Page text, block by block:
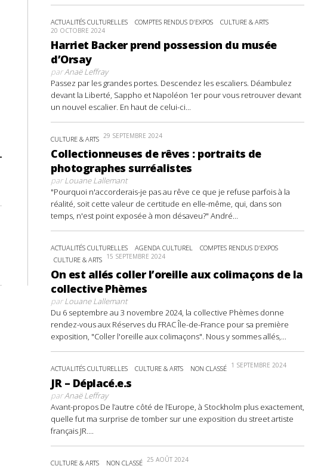
ACTUALITÉS CULTURELLES COMPTES RENDUS D'EXPOS CULTURE & ARTS
20 OCTOBRE 2024
Harriet Backer prend possession du musée
d’Orsay
parAnaë Leffray
Passez par les grandes portes. Descendez les escaliers. Déambulez
devant la Liberté, Sappho et Napoléon 1er pour vous retrouver devant
un nouvel escalier. En haut de celui-ci...
CULTURE & ARTS 29 SEPTEMBRE 2024
Collectionneuses de rêves : portraits de
photographes surréalistes
parLouane Lallemant
"Pourquoi n'accorderais-je pas au rêve ce que je refuse parfois à la
réalité, soit cette valeur de certitude en elle-même, qui, dans son
temps, n'est point exposée à mon désaveu?" André...
ACTUALITÉS CULTURELLES AGENDA CULTUREL
COMPTES RENDUS D'EXPOS
CULTURE & ARTS 15 SEPTEMBRE 2024
On est allés coller l’oreille aux colimaçons de la
collective Phèmes
parLouane Lallemant
Du 6 septembre au 3 novembre 2024, la collective Phèmes donne
rendez-vous aux Réserves du FRAC Île-de-France pour sa première
exposition, "Coller l'oreille aux colimaçons". Nous y sommes allés,...
ACTUALITÉS CULTURELLES CULTURE & ARTS NON CLASSÉ 1 SEPTEMBRE 2024
JR – Déplacé.e.s
parAnaë Leffray
Avant-propos De l’autre côté de l’Europe, à Stockholm plus exactement,
quelle fut ma surprise de tomber sur une exposition du street artiste
français JR....
CULTURE & ARTS NON CLASSÉ 25 AOÛT 2024